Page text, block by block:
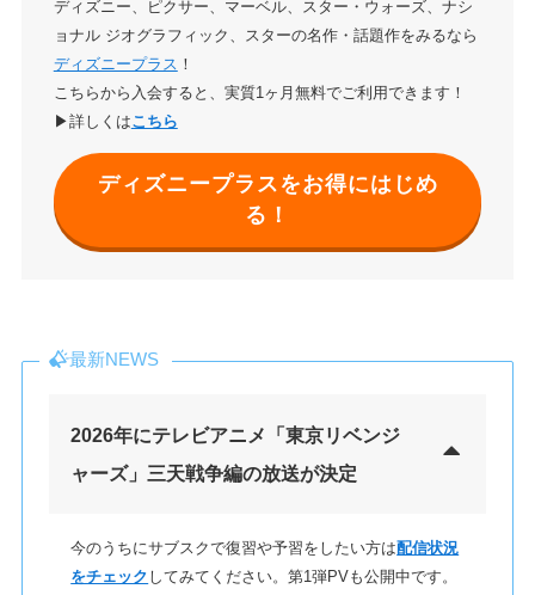
ディズニー、ピクサー、マーベル、スター・ウォーズ、ナシ
ョナル ジオグラフィック、スターの名作・話題作をみるなら
ディズニープラス ！
こちらから入会すると、実質1ヶ月無料でご利用できます！
▶詳しくはこちら
ディズニープラスをお得にはじめ
る！
最新NEWS
2026年にテレビアニメ「東京リベンジ
ャーズ」三天戦争編の放送が決定
今のうちにサブスクで復習や予習をしたい方は配信状況
をチェック してみてください。第1弾PVも公開中です。